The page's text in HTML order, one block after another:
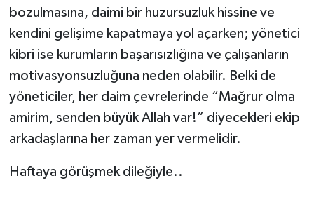
bozulmasına, daimi bir huzursuzluk hissine ve
kendini gelişime kapatmaya yol açarken; yönetici
kibri ise kurumların başarısızlığına ve çalışanların
motivasyonsuzluğuna neden olabilir. Belki de
yöneticiler, her daim çevrelerinde “Mağrur olma
amirim, senden büyük Allah var!” diyecekleri ekip
arkadaşlarına her zaman yer vermelidir.
Haftaya görüşmek dileğiyle..